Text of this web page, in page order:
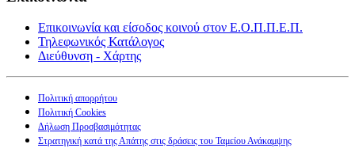
Επικοινωνία και είσοδος κοινού στον Ε.Ο.Π.Π.Ε.Π.
Τηλεφωνικός Κατάλογος
Διεύθυνση - Χάρτης
Πολιτική απορρήτου
Πολιτική Cookies
Δήλωση Προσβασιμότητας
Στρατηγική κατά της Απάτης στις δράσεις του Ταμείου Ανάκαμψης